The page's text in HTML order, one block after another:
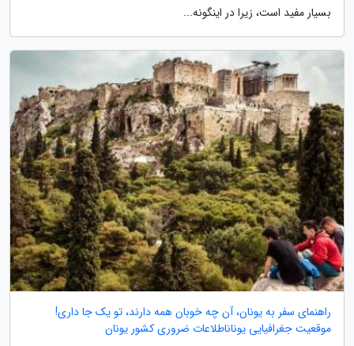
بسیار مفید است، زیرا در اینگونه...
راهنمای سفر به یونان، آن چه خوبان همه دارند، تو یک جا داری!
موقعیت جغرافیایی یوناناطلاعات ضروری کشور یونان